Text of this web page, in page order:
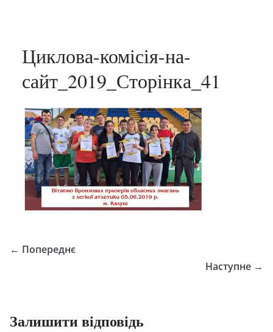
Циклова-комісія-на-
сайт_2019_Сторінка_41
← Попереднє
Наступне →
Залишити відповідь